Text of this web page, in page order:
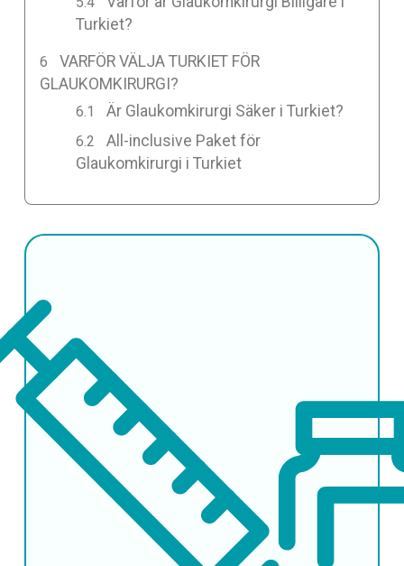
Turkiet?
VARFÖR VÄLJA TURKIET FÖR
GLAUKOMKIRURGI?
Är Glaukomkirurgi Säker i Turkiet?
All-inclusive Paket för
Glaukomkirurgi i Turkiet